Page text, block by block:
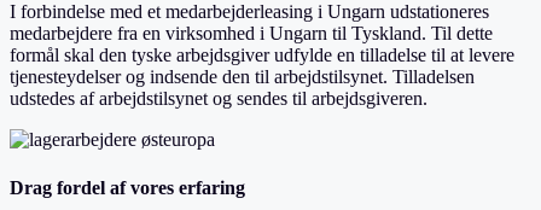
I forbindelse med et medarbejderleasing i Ungarn udstationeres
medarbejdere fra en virksomhed i Ungarn til Tyskland. Til dette
formål skal den tyske arbejdsgiver udfylde en tilladelse til at levere
tjenesteydelser og indsende den til arbejdstilsynet. Tilladelsen
udstedes af arbejdstilsynet og sendes til arbejdsgiveren.
Drag fordel af vores erfaring